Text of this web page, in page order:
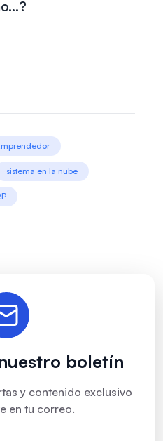
sistema en la nube
boletín
y contenido exclusivo
en tu correo.